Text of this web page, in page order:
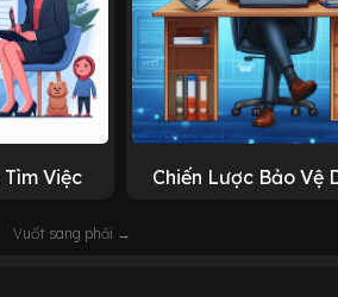
Việc Chiến Lược Bảo Vệ
Vuốt sang phải →